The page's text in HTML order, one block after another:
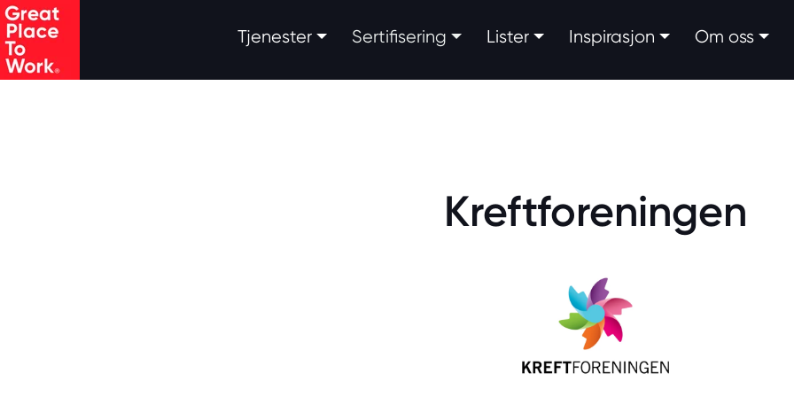
.
Skip to main content
Tjenester Sertifisering Lister Inspirasjon Om oss
Kreftforeningen